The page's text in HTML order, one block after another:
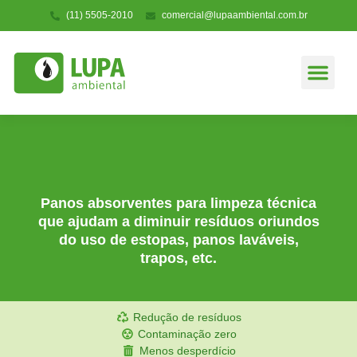
(11) 5505-2010 comercial@lupaambiental.com.br
Panos absorventes para limpeza técnica
que ajudam a diminuir resíduos oriundos
do uso de estopas, panos laváveis,
trapos, etc.
Redução de resíduos
Contaminação zero
Menos desperdício